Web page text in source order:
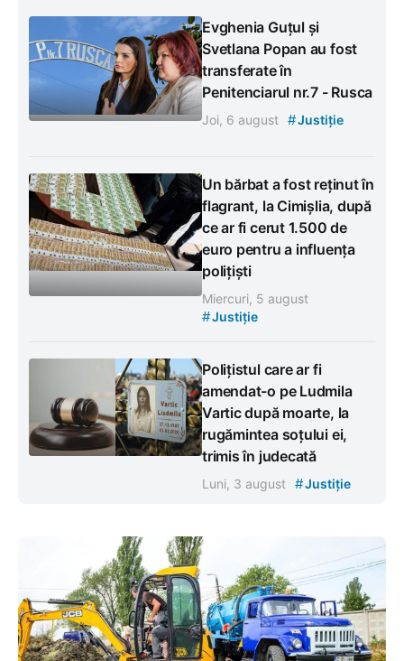
Evghenia Guțul și
Svetlana Popan au fost
transferate în
Penitenciarul nr.7 - Rusca
Joi, 6 august #Justiție
Un bărbat a fost reținut în
flagrant, la Cimișlia, după
ce ar fi cerut 1.500 de
euro pentru a influența
polițiști
Miercuri, 5 august
#Justiție
Polițistul care ar fi
amendat-o pe Ludmila
Vartic după moarte, la
rugămintea soțului ei,
trimis în judecată
Luni, 3 august #Justiție